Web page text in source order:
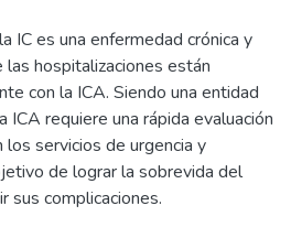
IC es una enfermedad crónica y
hospitalizaciones están
con la ICA. Siendo una entidad
requiere una rápida evaluación
servicios de urgencia y
de lograr la sobrevida del
sus complicaciones.